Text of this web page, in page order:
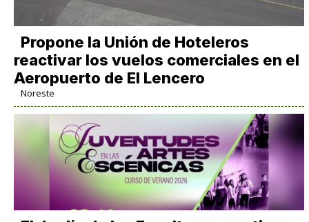
Propone la Unión de Hoteleros
reactivar los vuelos comerciales en el
Aeropuerto de El Lencero
Noreste